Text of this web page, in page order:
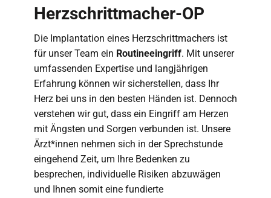
Herzschrittmacher-OP
Die Implantation eines Herzschrittmachers ist
für unser Team ein Routineeingriff. Mit unserer
umfassenden Expertise und langjährigen
Erfahrung können wir sicherstellen, dass Ihr
Herz bei uns in den besten Händen ist. Dennoch
verstehen wir gut, dass ein Eingriff am Herzen
mit Ängsten und Sorgen verbunden ist. Unsere
Ärzt*innen nehmen sich in der Sprechstunde
eingehend Zeit, um Ihre Bedenken zu
besprechen, individuelle Risiken abzuwägen
und Ihnen somit eine fundierte